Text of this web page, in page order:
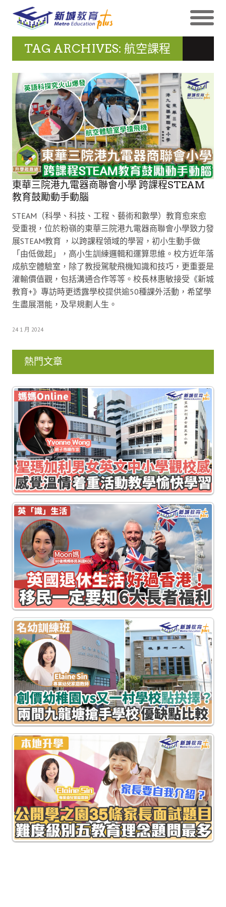
TAG ARCHIVES: 航空課程
東華三院港九電器商聯會小學 跨課程STEAM
教育鼓勵動手動腦
STEAM（科學、科技、工程、藝術和數學）教育愈來愈
受重視，位於粉嶺的東華三院港九電器商聯會小學致力發
展STEAM教育 ，以跨課程領域的學習，初小生動手做
「由低做起」，高小生訓練邏輯和運算思維。校方近年落
成航空體驗室，除了教授駕駛飛機知識和技巧，更重要是
灌輸價值觀，包括溝通合作等等。校長林惠敏接受《新城
教育+》專訪時更透露學校提供逾50種課外活動，希望學
生盡展潛能，及早規劃人生。
24 1 月 2024
熱門文章